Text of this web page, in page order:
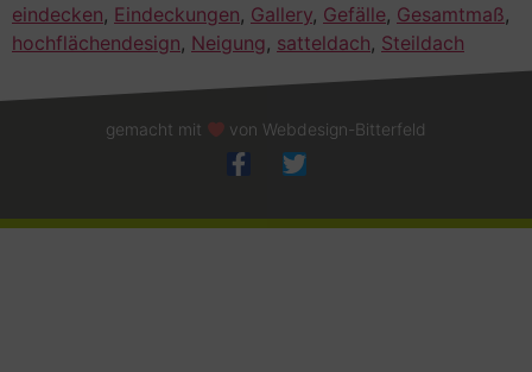
eindecken, Eindeckungen, Gallery, Gefälle, Gesamtmaß,
hochflächendesign, Neigung, satteldach, Steildach
gemacht mit von Webdesign-Bitterfeld